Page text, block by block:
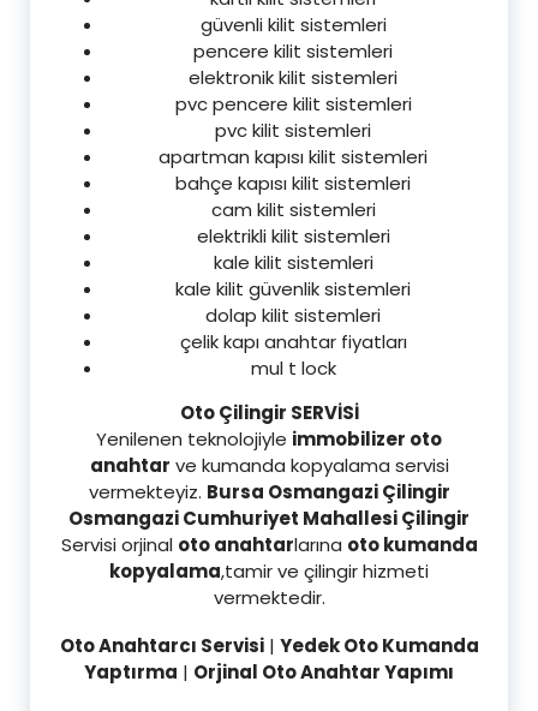
güvenli kilit sistemleri
pencere kilit sistemleri
elektronik kilit sistemleri
pvc pencere kilit sistemleri
pvc kilit sistemleri
apartman kapısı kilit sistemleri
bahçe kapısı kilit sistemleri
cam kilit sistemleri
elektrikli kilit sistemleri
kale kilit sistemleri
kale kilit güvenlik sistemleri
dolap kilit sistemleri
çelik kapı anahtar fiyatları
mul t lock
Oto Çilingir SERVİSİ
Yenilenen teknolojiyle immobilizer oto
anahtar ve kumanda kopyalama servisi
vermekteyiz. Bursa Osmangazi Çilingir
Osmangazi Cumhuriyet Mahallesi Çilingir
Servisi orjinal oto anahtarlarına oto kumanda
kopyalama,tamir ve çilingir hizmeti
vermektedir.
Oto Anahtarcı Servisi| Yedek Oto Kumanda
Yaptırma | Orjinal Oto Anahtar Yapımı